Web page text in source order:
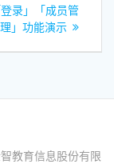
登录」「成员管
理」功能演示
教育信息股份有限